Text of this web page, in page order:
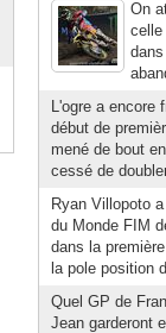
On
celle
L'ogre a encore
début de
mené de bout
cessé de
Ryan Villopoto
du Monde FIM
dans la
la pole position
Quel GP de
Jean garderont